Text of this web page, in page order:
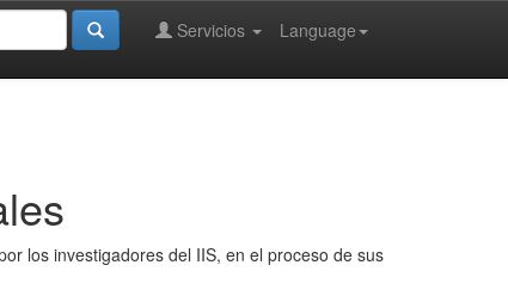
Language
Servicios
los investigadores del IIS, en el proceso de sus